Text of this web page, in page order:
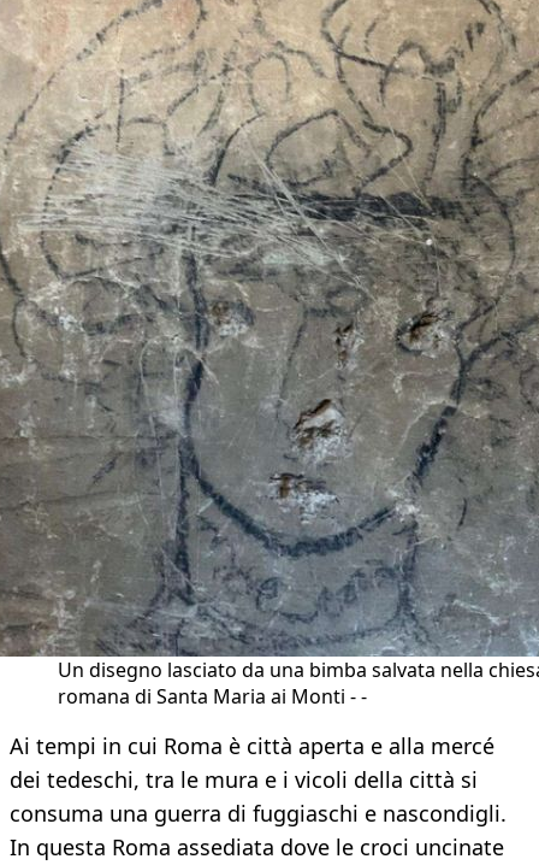
Un disegno lasciato da una bimba salvata nella
romana di Santa Maria ai Monti - -
Ai tempi in cui Roma è città aperta e alla mercé
dei tedeschi, tra le mura e i vicoli della città si
consuma una guerra di fuggiaschi e nascondigli.
In questa Roma assediata dove le croci uncinate